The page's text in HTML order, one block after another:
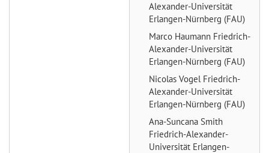
Alexander-Universität
Erlangen-Nürnberg (FAU)
Marco Haumann Friedrich-
Alexander-Universität
Erlangen-Nürnberg (FAU)
Nicolas Vogel Friedrich-
Alexander-Universität
Erlangen-Nürnberg (FAU)
Ana-Suncana Smith
Friedrich-Alexander-
Universität Erlangen-